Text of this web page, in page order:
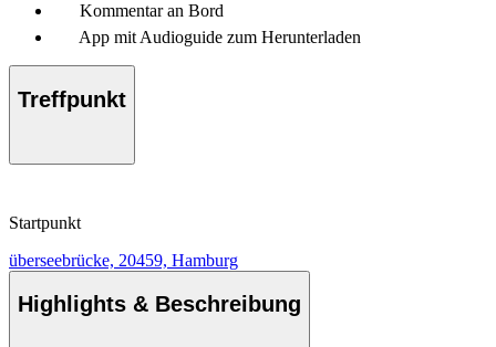
Kommentar an Bord
App mit Audioguide zum Herunterladen
Treffpunkt
Startpunkt
überseebrücke, 20459, Hamburg
Highlights & Beschreibung